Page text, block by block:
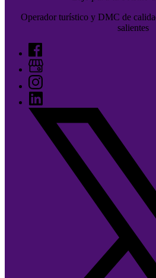
Operador turístico y DMC de
salientes